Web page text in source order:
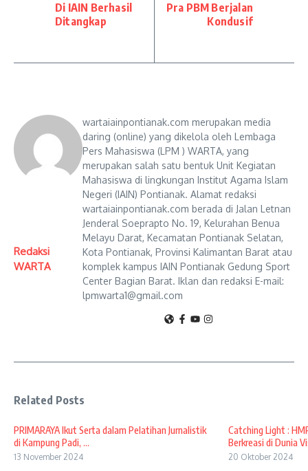
Di IAIN Berhasil
Ditangkap
Pra PBM Berjalan
Kondusif
Redaksi
WARTA
wartaiainpontianak.com merupakan media
daring (online) yang dikelola oleh Lembaga
Pers Mahasiswa (LPM ) WARTA, yang
merupakan salah satu bentuk Unit Kegiatan
Mahasiswa di lingkungan Institut Agama Islam
Negeri (IAIN) Pontianak. Alamat redaksi
wartaiainpontianak.com berada di Jalan Letnan
Jenderal Soeprapto No. 19, Kelurahan Benua
Melayu Darat, Kecamatan Pontianak Selatan,
Kota Pontianak, Provinsi Kalimantan Barat atau
komplek kampus IAIN Pontianak Gedung Sport
Center Bagian Barat. Iklan dan redaksi E-mail:
lpmwarta1@gmail.com
Related Posts
PRIMARAYA Ikut Serta dalam Pelatihan Jurnalistik
di Kampung Padi, ...
13 November 2024
Catching Light :
Berkreasi di Dunia
20 Oktober 2024